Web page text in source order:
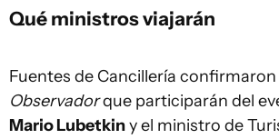
Qué ministros viajarán
Fuentes de Cancillería confirmaron
Observadorque participarán del
Mario Lubetkiny el ministro de